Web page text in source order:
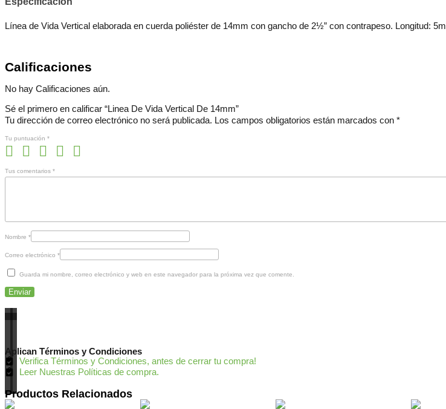
Línea de Vida Vertical elaborada en cuerda poliéster de 14mm con gancho de 2½” con contrapeso. Longitud: 5m
Calificaciones
No hay Calificaciones aún.
Sé el primero en calificar “Linea De Vida Vertical De 14mm”
Tu dirección de correo electrónico no será publicada. Los campos obligatorios están marcados con *
Tu puntuación *
Tus comentarios *
Nombre *
Correo electrónico *
Guarda mi nombre, correo electrónico y web en este navegador para la próxima vez que comente.
Aplican Términos y Condiciones
Verifica Términos y Condiciones, antes de cerrar tu compra!
Leer Nuestras Políticas de compra.
Productos Relacionados